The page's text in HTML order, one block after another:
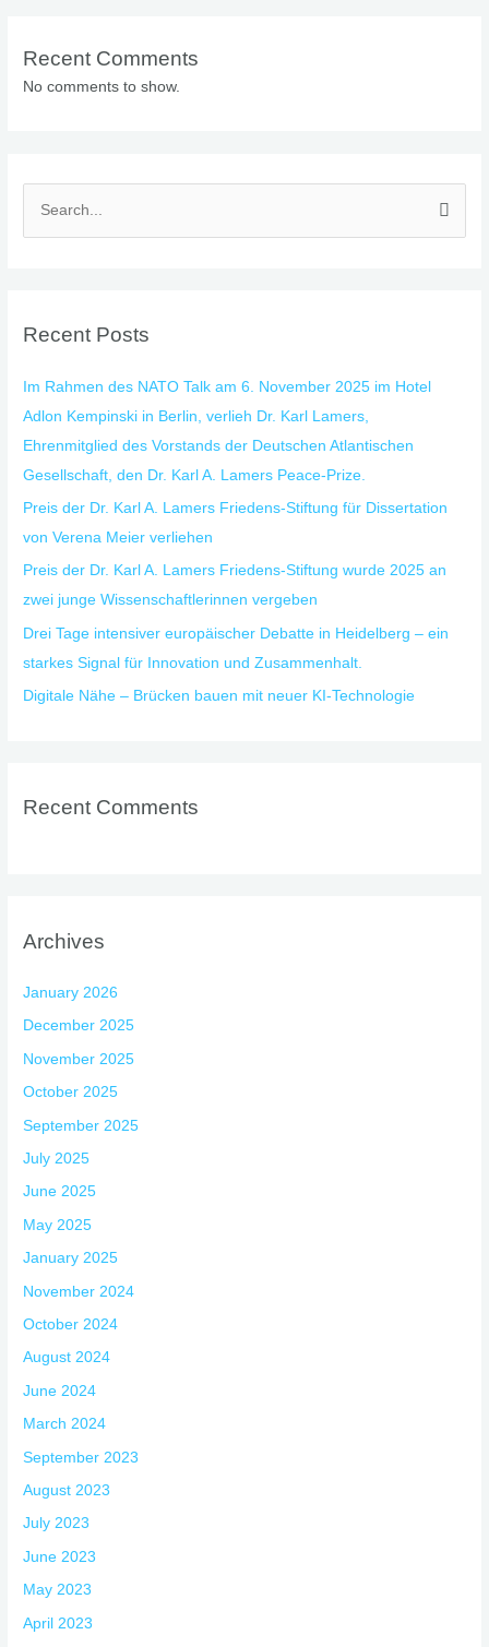
Recent Comments
No comments to show.
c
f
o
r
:
Recent Posts
Im Rahmen des NATO Talk am 6. November 2025 im Hotel
Adlon Kempinski in Berlin, verlieh Dr. Karl Lamers,
Ehrenmitglied des Vorstands der Deutschen Atlantischen
Gesellschaft, den Dr. Karl A. Lamers Peace-Prize.
Preis der Dr. Karl A. Lamers Friedens-Stiftung für Dissertation
von Verena Meier verliehen
Preis der Dr. Karl A. Lamers Friedens-Stiftung wurde 2025 an
zwei junge Wissenschaftlerinnen vergeben
Drei Tage intensiver europäischer Debatte in Heidelberg – ein
starkes Signal für Innovation und Zusammenhalt.
Digitale Nähe – Brücken bauen mit neuer KI-Technologie
Recent Comments
Archives
January 2026
December 2025
November 2025
October 2025
September 2025
July 2025
June 2025
May 2025
January 2025
November 2024
October 2024
August 2024
June 2024
March 2024
September 2023
August 2023
July 2023
June 2023
May 2023
April 2023